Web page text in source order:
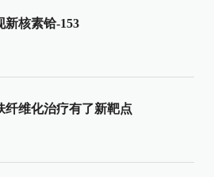
新核素铪-153
纤维化治疗有了新靶点